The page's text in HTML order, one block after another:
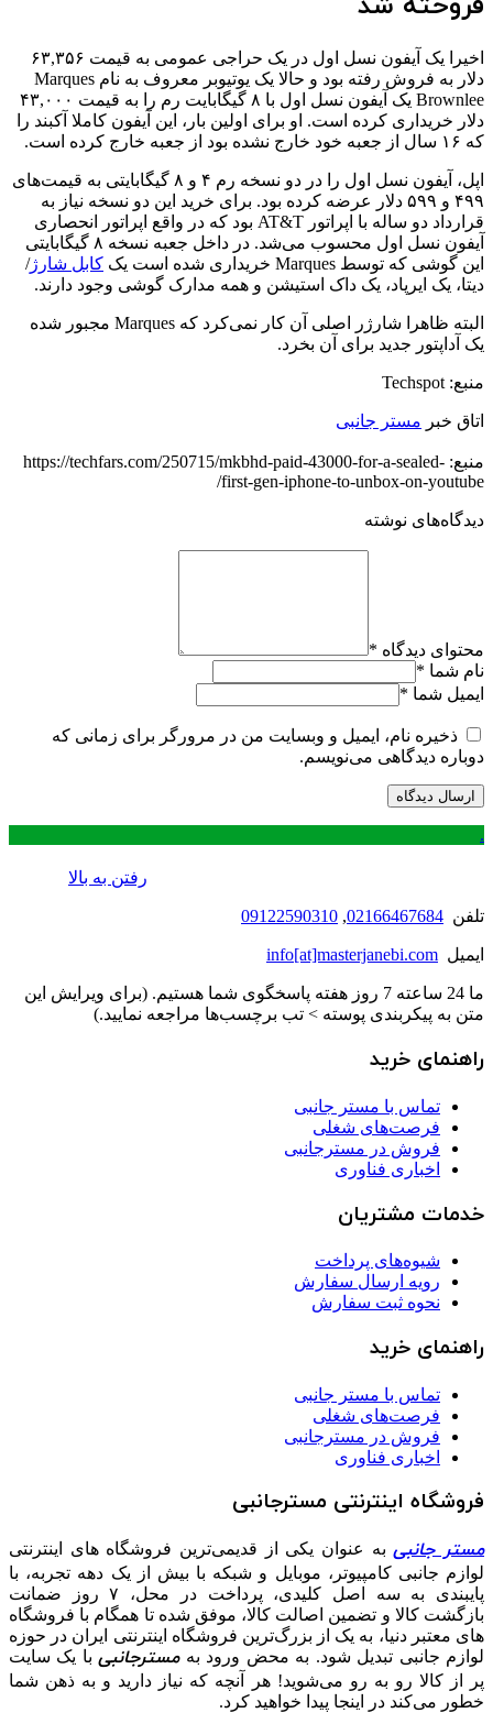
اخیرا یک آیفون نسل اول در یک حراجی عمومی به قیمت ۶۳,۳۵۶
دلار به فروش رفته بود و حالا یک یوتیوبر معروف به نام Marques
Brownlee یک آیفون نسل اول با ۸ گیگابایت رم را به قیمت ۴۳,۰۰۰
دلار خریداری کرده است. او برای اولین بار، این آیفون کاملا آکبند را
که ۱۶ سال از جعبه خود خارج نشده بود از جعبه خارج کرده است.
اپل، آیفون‌ نسل اول را در دو نسخه رم ۴ و ۸ گیگابایتی به قیمت‌های
۴۹۹ و ۵۹۹ دلار عرضه کرده بود. برای خرید این دو نسخه نیاز به
قرارداد دو ساله با اپراتور AT&T بود که در واقع اپراتور انحصاری
آیفون‌ نسل اول محسوب می‌شد. در داخل جعبه نسخه ۸ گیگابایتی
این گوشی که توسط Marques خریداری شده است یک
کابل شارژ/
دیتا، یک ایرپاد، یک داک استیشن و همه مدارک گوشی وجود دارند.
البته ظاهرا شارژر اصلی آن کار نمی‌کرد که Marques مجبور شده
یک آداپتور جدید برای آن بخرد.
منبع: Techspot
اتاق خبر مستر جانبی
منبع: https://techfars.com/250715/mkbhd-paid-43000-for-a-sealed-
first-gen-iphone-to-unbox-on-youtube/
دیدگاه‌های نوشته
محتوای دیدگاه *
نام شما *
ایمیل شما *
ذخیره نام، ایمیل و وبسایت من در مرورگر برای زمانی که
دوباره دیدگاهی می‌نویسم.
.
رفتن به بالا
تلفن 02166467684
,
09122590310
ایمیل info[at]masterjanebi.com
ما 24 ساعته 7 روز هفته پاسخگوی شما هستیم. (برای ویرایش این
متن به پیکربندی پوسته > تب برچسب‌ها مراجعه نمایید.)
راهنمای خرید
تماس با مستر جانبی
فرصت‌های شغلی
فروش در مسترجانبی
اخباری فناوری
خدمات مشتریان
شیوه‌های پرداخت
رویه ارسال سفارش
نحوه ثبت سفارش
راهنمای خرید
تماس با مستر جانبی
فرصت‌های شغلی
فروش در مسترجانبی
اخباری فناوری
فروشگاه اینترنتی مسترجانبی
مستر جانبی به عنوان یکی از قدیمی‌ترین فروشگاه های اینترنتی
لوازم جانبی کامپیوتر، موبایل و شبکه با بیش از یک دهه تجربه، با
پایبندی به سه اصل کلیدی، پرداخت در محل، ۷ روز ضمانت
بازگشت کالا و تضمین اصالت کالا، موفق شده تا همگام با فروشگاه‌
های معتبر دنیا، به یک از بزرگ‌ترین فروشگاه اینترنتی ایران در حوزه
لوازم جانبی تبدیل شود. به محض ورود بهمسترجانبی با یک سایت
پر از کالا رو به رو می‌شوید! هر آنچه که نیاز دارید و به ذهن شما
خطور می‌کند در اینجا پیدا خواهید کرد.